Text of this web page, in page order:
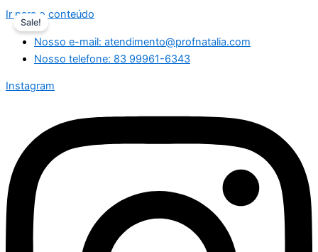
Ir para o conteúdo
Nosso e-mail: atendimento@profnatalia.com
Nosso telefone: 83 99961-6343
Instagram
Sale!